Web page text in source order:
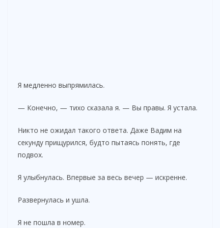
Я медленно выпрямилась.
— Конечно, — тихо сказала я. — Вы правы. Я устала.
Никто не ожидал такого ответа. Даже Вадим на
секунду прищурился, будто пытаясь понять, где
подвох.
Я улыбнулась. Впервые за весь вечер — искренне.
Развернулась и ушла.
Я не пошла в номер.